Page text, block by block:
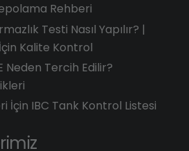
Rehberi
Testi Nasıl Yapılır? |
Kalite Kontrol
Neden Tercih Edilir?
İçin IBC Tank Kontrol Listesi